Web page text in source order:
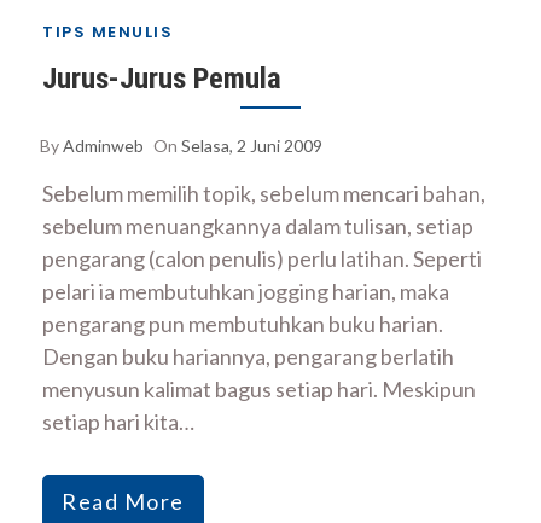
TIPS MENULIS
Jurus-Jurus Pemula
ByAdminweb On Selasa, 2 Juni 2009
Sebelum memilih topik, sebelum mencari bahan,
sebelum menuangkannya dalam tulisan, setiap
pengarang (calon penulis) perlu latihan. Seperti
pelari ia membutuhkan jogging harian, maka
pengarang pun membutuhkan buku harian.
Dengan buku hariannya, pengarang berlatih
menyusun kalimat bagus setiap hari. Meskipun
setiap hari kita…
Read More